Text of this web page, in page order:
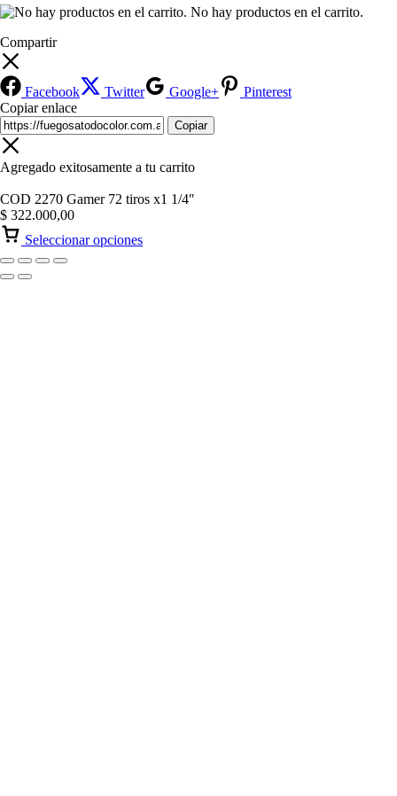
No hay productos en el carrito.
Compartir
Facebook Twitter Google+
Pinterest
Copiar enlace
Copiar
Agregado exitosamente a tu carrito
COD 2270 Gamer 72 tiros x1 1/4″
$ 322.000,00
Seleccionar opciones